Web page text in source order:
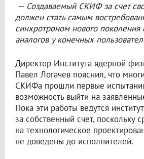
— Создаваемый СКИФ за счет
должен стать самым
синхротроном нового
аналогов у конечных
Директор Института ядерной
Павел Логачев пояснил, что
СКИФа прошли первые
возможность выйти на
Пока эти работы ведутся
за собственный счет, поскольку
на технологическое
не доведены до исполнителей.